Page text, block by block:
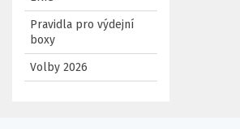
Pravidla pro výdejní
boxy
Volby 2026